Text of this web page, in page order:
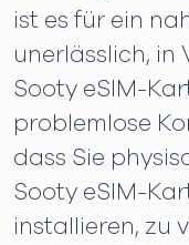
ist es für ein
unerlässlich, in
Sooty eSIM-
problemlose
dass Sie
Sooty eSIM-
installieren, zu